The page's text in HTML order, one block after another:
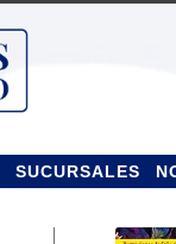
SUCURSALES